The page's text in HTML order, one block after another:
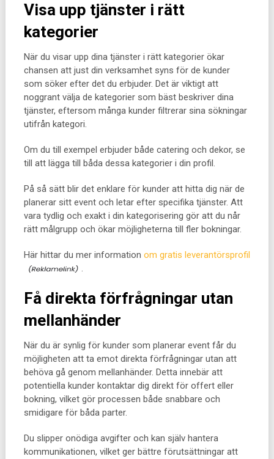
Visa upp tjänster i rätt
kategorier
När du visar upp dina tjänster i rätt kategorier ökar
chansen att just din verksamhet syns för de kunder
som söker efter det du erbjuder. Det är viktigt att
noggrant välja de kategorier som bäst beskriver dina
tjänster, eftersom många kunder filtrerar sina sökningar
utifrån kategori.
Om du till exempel erbjuder både catering och dekor, se
till att lägga till båda dessa kategorier i din profil.
På så sätt blir det enklare för kunder att hitta dig när de
planerar sitt event och letar efter specifika tjänster. Att
vara tydlig och exakt i din kategorisering gör att du når
rätt målgrupp och ökar möjligheterna till fler bokningar.
Här hittar du mer information om gratis leverantörsprofil
.
Få direkta förfrågningar utan
mellanhänder
När du är synlig för kunder som planerar event får du
möjligheten att ta emot direkta förfrågningar utan att
behöva gå genom mellanhänder. Detta innebär att
potentiella kunder kontaktar dig direkt för offert eller
bokning, vilket gör processen både snabbare och
smidigare för båda parter.
Du slipper onödiga avgifter och kan själv hantera
kommunikationen, vilket ger bättre förutsättningar att